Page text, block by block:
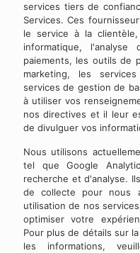
services tiers de
Services. Ces
le service à la
informatique,
paiements, les outils de
marketing, les
services de gestion de
à utiliser vos
nos directives et il leur
de divulguer vos
Nous utilisons
tel que Google
recherche et d'analyse.
de collecte pour nous
utilisation de nos
optimiser votre
Pour plus de détails sur
les informations,